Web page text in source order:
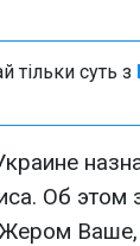
тільки суть з
Об этом
Ваше,